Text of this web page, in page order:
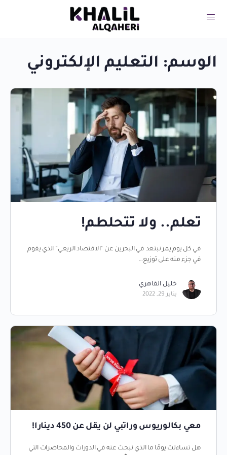
الوسم: التعليم الإلكتروني
تعلم.. ولا تتحلطم!
في كل يوم يمر نبتعد في البحرين عن “الاقتصاد الريعي” الذي يقوم
في جزء منه على توزيع…
خليل القاهري
يناير 29, 2022
معي بكالوريوس وراتبي لن يقل عن 450 دينارا!
هل تساءلت يومًا ما الذي نبحث عنه في الدورات والمحاضرات التي